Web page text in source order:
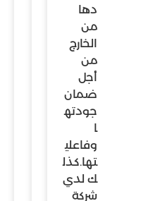
دها
من
الخارج
من
أجل
ضمان
جودته
ا
وفاعلي
تها.كذل
ك لدي
شركة